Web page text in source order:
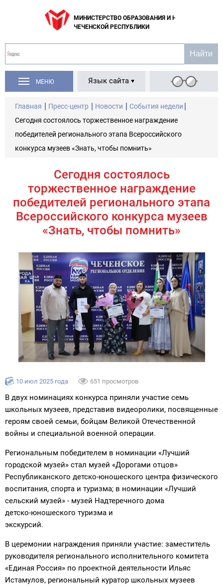
МИНИСТЕРСТВО ОБРАЗОВАНИЯ И НАУКИ
ЧЕЧЕНСКОЙ РЕСПУБЛИКИ
МЕНЮ Язык сайта
Главная Пресс-центр Новости
События недели
Сегодня состоялось торжественное награждение
победителей регионального этапа Всероссийского
конкурса музеев «Знать, чтобы помнить»
Сегодня состоялось
торжественное награждение
победителей регионального этапа
Всероссийского конкурса музеев
«Знать, чтобы помнить»
10 июл 2025 года 651 просмотров
В двух номинациях конкурса приняли участие семь
школьных музеев, представив видеоролики, посвященные
героям своей семьи, бойцам Великой Отечественной
войны и специальной военной операции.
Региональным победителем в номинации «Лучший
городской музей» стал музей «Дорогами отцов»
Республиканского детско-юношеского центра физического
воспитания, спорта и туризма; в номинации «Лучший
сельский музей» - музей Надтеречного дома
детско-юношеского туризма и
экскурсий.
В церемонии награждения приняли участие: заместитель
руководителя регионального исполнительного комитета
«Единая Россия» по проектной деятельности Ильяс
Истамулов, региональный куратор школьных музеев